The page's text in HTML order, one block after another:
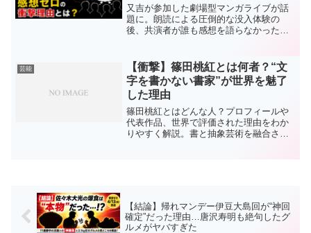
又吉が参加した劇場型マンガライブが話
題に。朗読による圧倒的な没入体験の
後、共演者が誰も感想を語らなかった理
芸能
【衝撃】篠田桃紅とは何者？“文
字を書かない書家”が世界を魅了
した理由
篠田桃紅とはどんな人？プロフィールや
代表作品、世界で評価された理由をわか
りやすく解説。書と抽象芸術を融合させ
【結論】帰れマンデー伊豆大島回が“神回
確定”だった理由…唐沢寿明も絶句したグ
ルメがヤバすぎた